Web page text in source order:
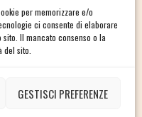
per memorizzare e/o
ci consente di elaborare
Il mancato consenso o la
sito.
GESTISCI PREFERENZE